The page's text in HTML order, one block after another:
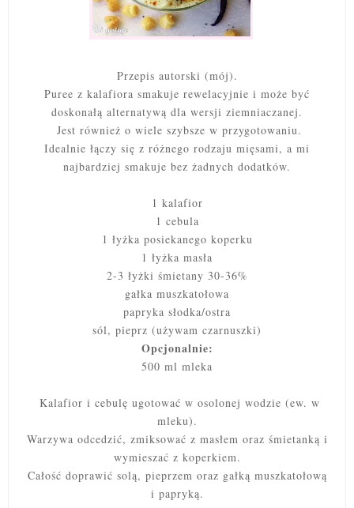
Przepis autorski (mój).
Puree z kalafiora smakuje rewelacyjnie i może być
doskonałą alternatywą dla wersji ziemniaczanej.
Jest również o wiele szybsze w przygotowaniu.
Idealnie łączy się z różnego rodzaju mięsami, a mi
najbardziej smakuje bez żadnych dodatków.
1 kalafior
1 cebula
1 łyżka posiekanego koperku
1 łyżka masła
2-3 łyżki śmietany 30-36%
gałka muszkatołowa
papryka słodka/ostra
sól, pieprz (używam czarnuszki)
Opcjonalnie:
500 ml mleka
Kalafior i cebulę ugotować w osolonej wodzie (ew. w
mleku).
Warzywa odcedzić, zmiksować z masłem oraz śmietanką i
wymieszać z koperkiem.
Całość doprawić solą, pieprzem oraz gałką muszkatołową
i papryką.